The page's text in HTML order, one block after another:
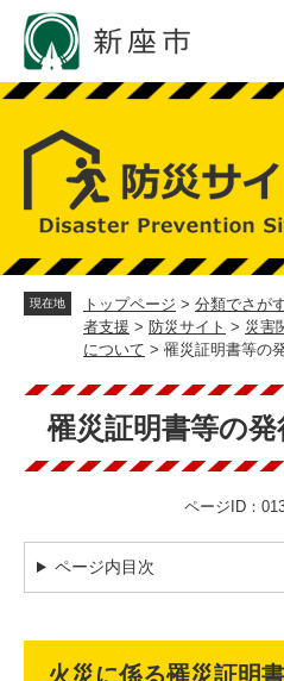
の
ー
文
現在地 トップページ > 分類でさが
者支援 > 防災サイト > 災害
について > 罹災証明書等の
本
罹災証明書等の
ページID：
ページ内目次
火災に係る罹災証明